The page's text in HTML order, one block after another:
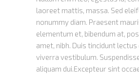
laoreet mattis, massa. Sed
nonummy diam. Praesent
elementum et, bibendum at,
amet, nibh. Duis tincidunt lectus
viverra vestibulum.
aliquam dui.Excepteur sint